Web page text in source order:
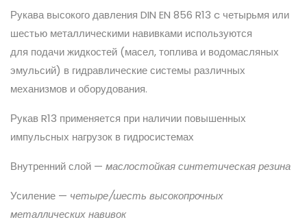
Рукава высокого давления DIN EN 856 R13 c четырьмя или
шестью металлическими навивками используются
для подачи жидкостей (масел, топлива и водомасляных
эмульсий) в гидравлические системы различных
механизмов и оборудования.
Рукав R13 применяется при наличии повышенных
импульсных нагрузок в гидросистемах
Внутренний слой — маслостойкая синтетическая резина
Усиление — четыре/шесть высокопрочных
металлических навивок